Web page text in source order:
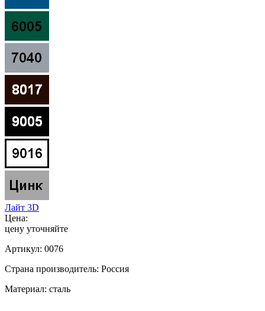
Лайт 3D
Цена:
цену уточняйте
Артикул: 0076
Страна производитель: Россия
Материал: сталь